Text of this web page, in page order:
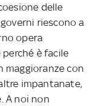
delle
riescono a
opera
è facile
maggioranze con
impantanate,
A noi non